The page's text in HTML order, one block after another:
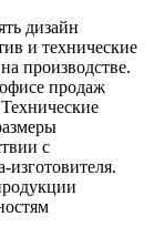
дизайн
и технические
производстве.
продаж
с
изготовителя.